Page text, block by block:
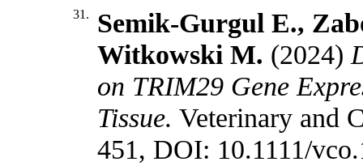
31.
Semik-Gurgul E.,
Witkowski M. (2024)
on TRIM29 Gene
Tissue. Veterinary and
451, DOI: 10.1111/